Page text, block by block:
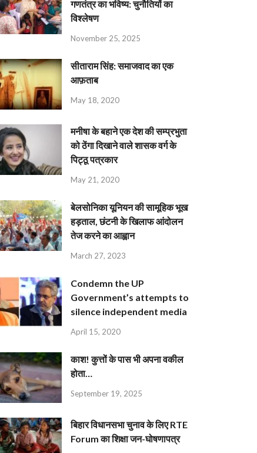
गणतंत्र का भविष्य: चुनौतियों का
विश्लेषण
November 25, 2025
सीताराम सिंह: समाजवाद का एक
आफ़ताब
May 18, 2020
मनीषा के बहाने एक देश की सम्प्रभुता
को ठेंगा दिखाने वाले शासक वर्ग के
पिट्ठू पत्रकार
May 21, 2020
बेलसोनिका यूनियन की सामूहिक भूख
हड़ताल, छंटनी के खिलाफ आंदोलन
तेज करने का आह्वान
March 27, 2023
Condemn the UP
Government’s attempts to
silence independent media
April 15, 2020
काश! कुत्तों के पास भी अपना वकील
होता…
September 19, 2025
बिहार विधानसभा चुनाव के लिए RTE
Forum का शिक्षा जन-घोषणापत्र